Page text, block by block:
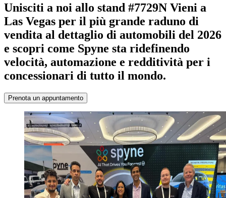
Unisciti a noi allo stand #7729N Vieni a
Las Vegas per il più grande raduno di
vendita al dettaglio di automobili del 2026
e scopri come Spyne sta ridefinendo
velocità, automazione e redditività per i
concessionari di tutto il mondo.
Prenota un appuntamento